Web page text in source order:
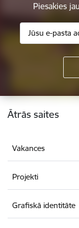
Piesakies
Kājene
Ātrās saites
Vakances
Projekti
Grafiskā identitāte